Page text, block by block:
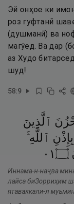
Эй онҳое ки
роз гуфтанӣ
(душманӣ) ва
магӯед. Ва дар
аз Худо
шуд!
58:9
ٱلَّذِينَ
بِإِذْنِ ٱللَّهِ ۚ
۝١٠
Иннама-н-наҷва
лайса биЗорриҳим
ятаваккали-л